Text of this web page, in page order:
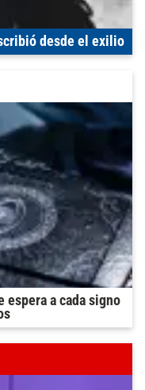
desde el exilio
espera a cada signo